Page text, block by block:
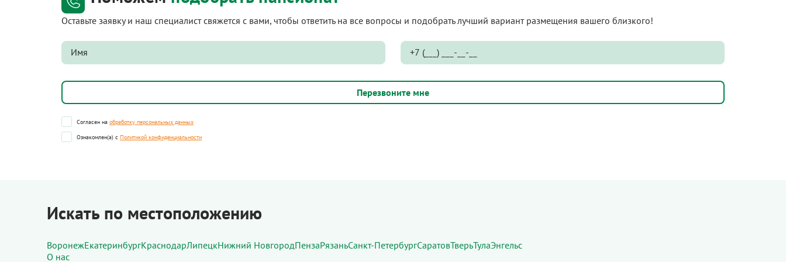
Оставьте заявку и наш специалист свяжется с вами, чтобы ответить на все вопросы и подобрать лучший вариант размещения вашего близкого!
Согласен на обработку персональных данных
Ознакомлен(а) с Политикой конфиденциальности
Искать по местоположению
ВоронежЕкатеринбургКраснодарЛипецкНижний НовгородПензаРязаньСанкт-ПетербургСаратовТверьТулаЭнгельс
О нас